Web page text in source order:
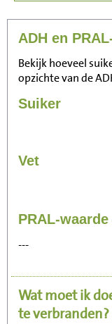
ADH en
Bekijk hoeveel
opzichte van de
Suiker
Vet
PRAL-waarde
---
Wat moet ik
te verbranden?
Zitten, tv kijken
Wandelen (5 km/